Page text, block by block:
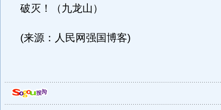
破灭！（九龙山）
(来源：人民网强国博客)